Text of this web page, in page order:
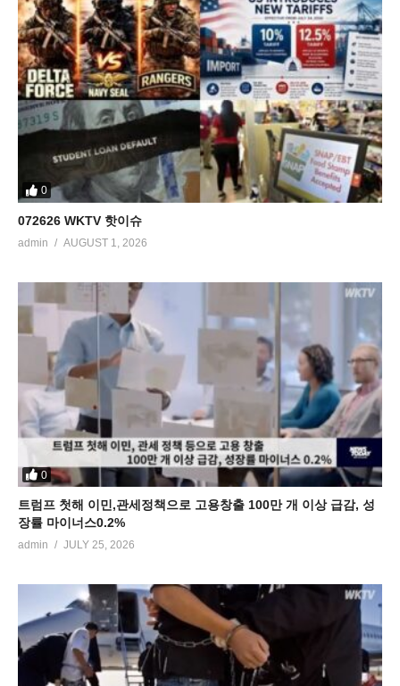
0
072626 WKTV 핫이슈
admin AUGUST 1, 2026
0
트럼프 첫해 이민,관세정책으로 고용창출 100만 개 이상 급감, 성
장률 마이너스0.2%
admin JULY 25, 2026